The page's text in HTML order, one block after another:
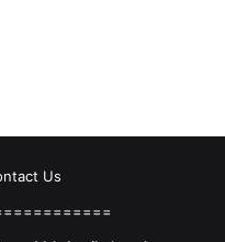
Us